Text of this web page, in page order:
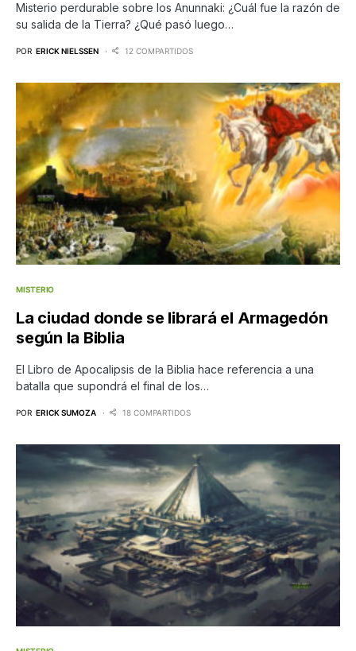
Misterio perdurable sobre los Anunnaki: ¿Cuál fue la razón de
su salida de la Tierra? ¿Qué pasó luego…
POR ERICK NIELSSEN 12 COMPARTIDOS
MISTERIO
La ciudad donde se librará el Armagedón
según la Biblia
El Libro de Apocalipsis de la Biblia hace referencia a una
batalla que supondrá el final de los…
POR ERICK SUMOZA 18 COMPARTIDOS